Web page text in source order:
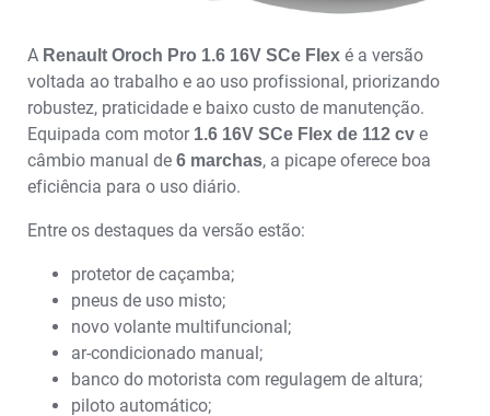
A Renault Oroch Pro 1.6 16V SCe Flex é a versão
voltada ao trabalho e ao uso profissional, priorizando
robustez, praticidade e baixo custo de manutenção.
Equipada com motor 1.6 16V SCe Flex de 112 cv e
câmbio manual de 6 marchas, a picape oferece boa
eficiência para o uso diário.
Entre os destaques da versão estão:
protetor de caçamba;
pneus de uso misto;
novo volante multifuncional;
ar-condicionado manual;
banco do motorista com regulagem de altura;
piloto automático;